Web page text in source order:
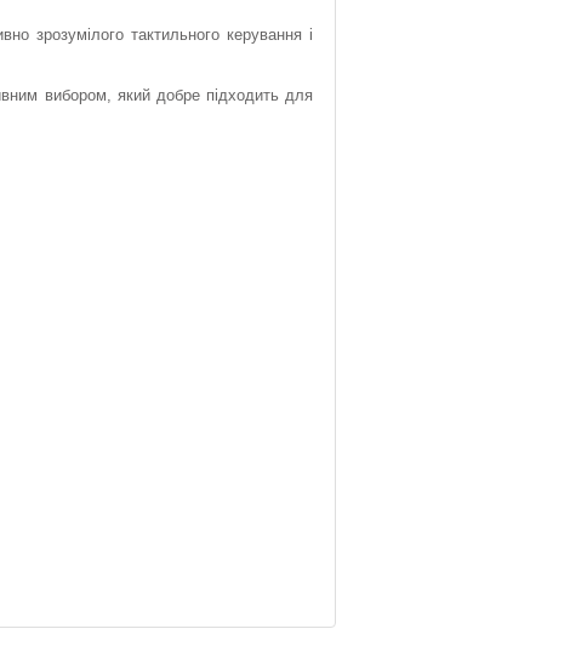
зрозумілого тактильного керування і
вибором, який добре підходить для